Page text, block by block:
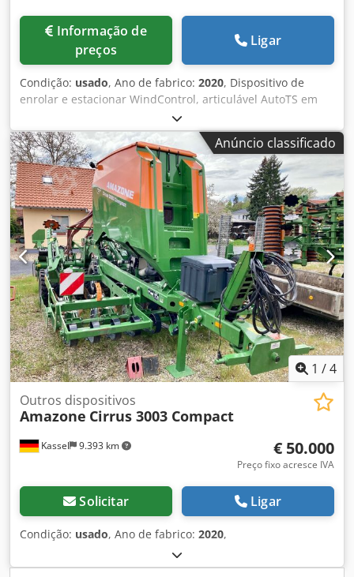
preços
Ligar
Condição: usado, Ano de fabrico: 2020, Dispositivo de
enrolar e estacionar WindControl, articulável AutoTS em
ambos os lados / Barra de proteção tubular em L, sensor
de inclinação para sistema de pesagem FlowCheck, tapetes
EasyCheck, 16 peças / Flaps protetores em L e escadas,
iluminação LED, lona de cobertura enrolável em L /
Conjunto de pás espargidoras TS Dkjdpfx Anorxr Uyj Ejr
Anúncio classificado
1 /4
Kassel 9.393 km
Outros dispositivos
Amazone Cirrus 3003 Compact
€ 50.000
Preço fixo acresce IVA
Solicitar Ligar
Condição: usado, Ano de fabrico: 2020,